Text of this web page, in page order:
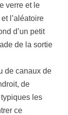
verre et le
l’aléatoire
d’un petit
de la sortie
de canaux de
de
les
ce